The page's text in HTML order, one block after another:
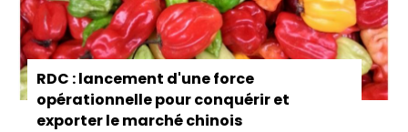
RDC : lancement d'une force
opérationnelle pour conquérir et
exporter le marché chinois